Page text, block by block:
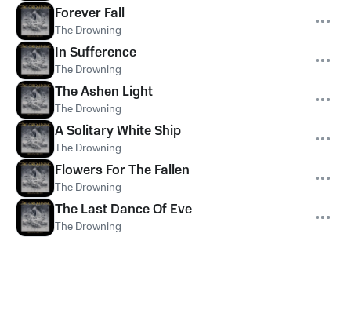
Forever Fall
The Drowning
In Sufference
The Drowning
The Ashen Light
The Drowning
A Solitary White Ship
The Drowning
Flowers For The Fallen
The Drowning
The Last Dance Of Eve
The Drowning